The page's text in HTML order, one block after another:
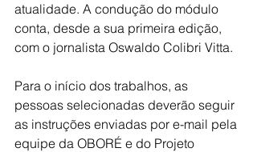
atualidade. A condução do módulo
conta, desde a sua primeira edição,
com o jornalista Oswaldo Colibri Vitta.
Para o início dos trabalhos, as
pessoas selecionadas deverão seguir
as instruções enviadas por e-mail pela
equipe da OBORÉ e do Projeto